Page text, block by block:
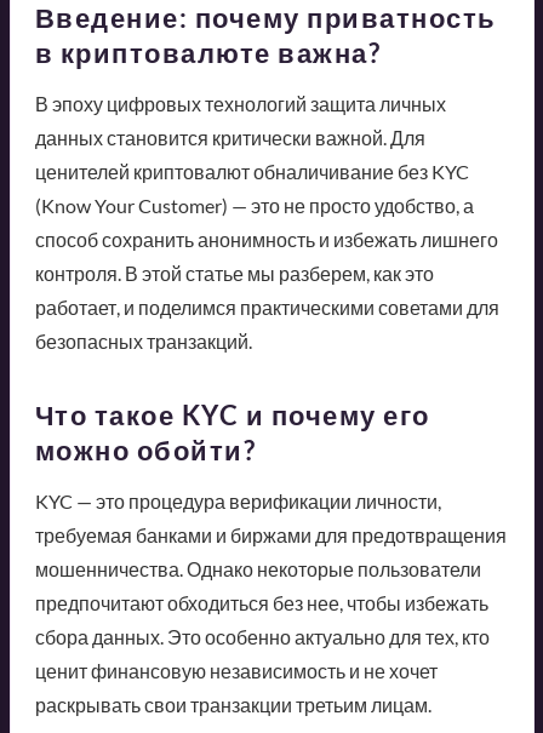
Введение: почему приватность
в криптовалюте важна?
В эпоху цифровых технологий защита личных
данных становится критически важной. Для
ценителей криптовалют обналичивание без KYC
(Know Your Customer) — это не просто удобство, а
способ сохранить анонимность и избежать лишнего
контроля. В этой статье мы разберем, как это
работает, и поделимся практическими советами для
безопасных транзакций.
Что такое KYC и почему его
можно обойти?
KYC — это процедура верификации личности,
требуемая банками и биржами для предотвращения
мошенничества. Однако некоторые пользователи
предпочитают обходиться без нее, чтобы избежать
сбора данных. Это особенно актуально для тех, кто
ценит финансовую независимость и не хочет
раскрывать свои транзакции третьим лицам.